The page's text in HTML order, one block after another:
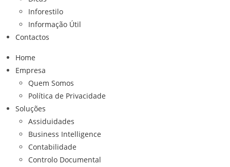
Inforestilo
Informação Útil
Contactos
Home
Empresa
Quem Somos
Política de Privacidade
Soluções
Assiduidades
Business Intelligence
Contabilidade
Controlo Documental